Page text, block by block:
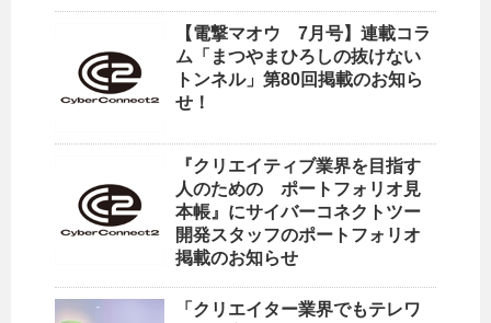
【電撃マオウ 7月号】連載コラ
ム「まつやまひろしの抜けない
トンネル」第80回掲載のお知ら
せ！
『クリエイティブ業界を目指す
人のための ポートフォリオ見
本帳』にサイバーコネクトツー
開発スタッフのポートフォリオ
掲載のお知らせ
「クリエイター業界でもテレワ